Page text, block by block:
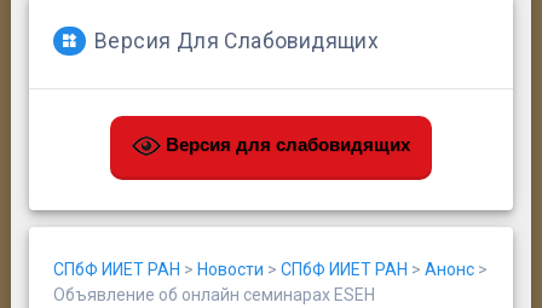
Версия Для Слабовидящих
Версия для слабовидящих
СПбФ ИИЕТ РАН > Новости > СПбФ ИИЕТ РАН > Анонс>
Объявление об онлайн семинарах ESEH